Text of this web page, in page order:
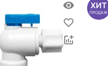
ХИТ
ПРОДАЖ